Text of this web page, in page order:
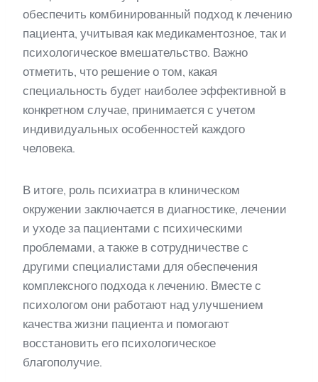
обеспечить комбинированный подход к лечению
пациента, учитывая как медикаментозное, так и
психологическое вмешательство. Важно
отметить, что решение о том, какая
специальность будет наиболее эффективной в
конкретном случае, принимается с учетом
индивидуальных особенностей каждого
человека.
В итоге, роль психиатра в клиническом
окружении заключается в диагностике, лечении
и уходе за пациентами с психическими
проблемами, а также в сотрудничестве с
другими специалистами для обеспечения
комплексного подхода к лечению. Вместе с
психологом они работают над улучшением
качества жизни пациента и помогают
восстановить его психологическое
благополучие.